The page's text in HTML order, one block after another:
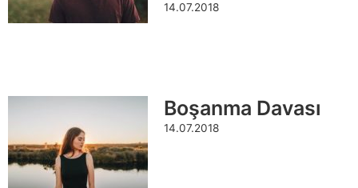
14.07.2018
Boşanma Davası
14.07.2018